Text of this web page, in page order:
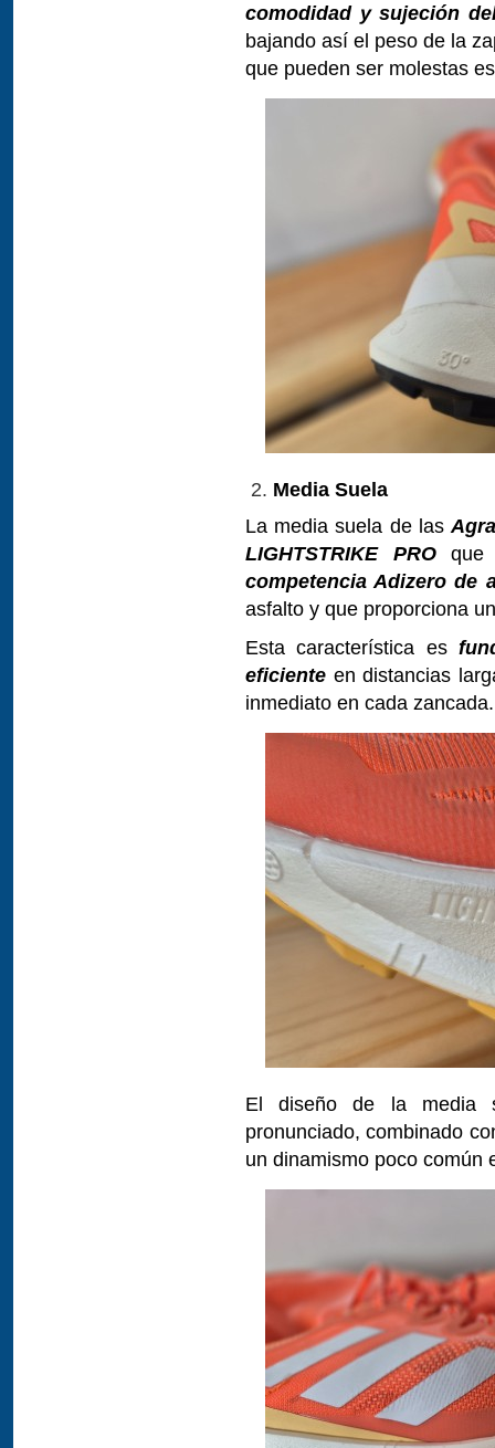
comodidad y sujeción
bajando así el peso de la
que pueden ser molestas
Media Suela
La media suela de las
LIGHTSTRIKE PROque
competencia Adizero de
asfalto y que proporciona
Esta característica es
eficiente en distancias
inmediato en cada zancada.
El diseño de la media
pronunciado, combinado
un dinamismo poco común